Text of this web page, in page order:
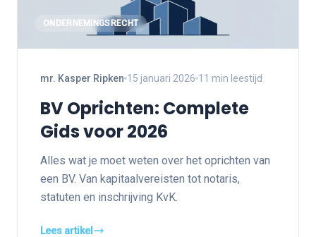
ONDERNEMINGSRECHT
mr. Kasper Ripken 15 januari 2026 11 min leestijd
BV Oprichten: Complete
Gids voor 2026
Alles wat je moet weten over het oprichten van
een BV. Van kapitaalvereisten tot notaris,
statuten en inschrijving KvK.
Lees artikel